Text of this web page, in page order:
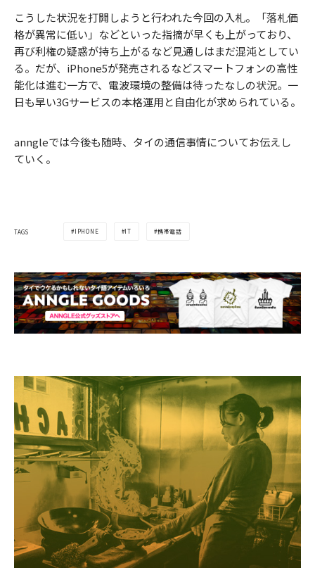
こうした状況を打開しようと行われた今回の入札。「落札価
格が異常に低い」などといった指摘が早くも上がっており、
再び利権の疑惑が持ち上がるなど見通しはまだ混沌としてい
る。だが、iPhone5が発売されるなどスマートフォンの高性
能化は進む一方で、電波環境の整備は待ったなしの状況。一
日も早い3Gサービスの本格運用と自由化が求められている。
anngleでは今後も随時、タイの通信事情についてお伝えし
ていく。
TAGS IPHONE IT 携帯電話